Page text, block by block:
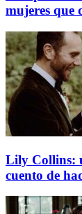
mujeres que
Lily Collins:
cuento de